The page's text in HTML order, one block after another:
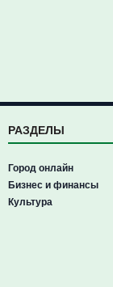
РАЗДЕЛЫ
Город онлайн
Бизнес и финансы
Культура